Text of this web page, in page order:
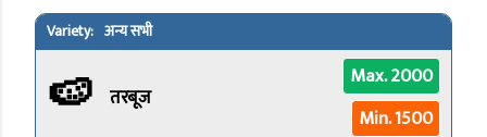
अन्य सभी
🍉 तरबूज
Max. 2000
Min. 1500